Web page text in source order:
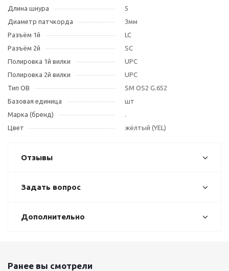
Длина шнура
5
Диаметр патчкорда
3мм
Разъём 1й
LC
Разъём 2й
SC
Полировка 1й вилки
UPC
Полировка 2й вилки
UPC
Тип OB
SM OS2 G.652
Базовая единица
шт
Марка (бренд)
.
Цвет
жёлтый (YEL)
Отзывы
Задать вопрос
Дополнительно
Ранее вы смотрели